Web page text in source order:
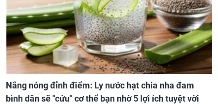
Nắng nóng đỉnh điểm: Ly nước hạt chia nha đam
bình dân sẽ "cứu" cơ thể bạn nhờ 5 lợi ích tuyệt vời